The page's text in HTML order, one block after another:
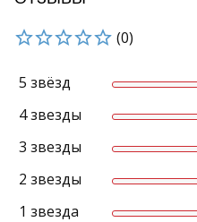
(0)
5 звёзд
4 звезды
3 звезды
2 звезды
1 звезда